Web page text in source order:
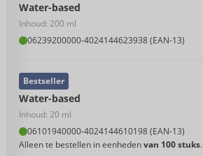
Water-based
Inhoud: 200 ml
06239200000-4024144623938 (EAN-13)
Water-based
Inhoud: 20 ml
06101940000-4024144610198 (EAN-13)
Alleen te bestellen in eenhedenvan 100 stuks.
Bestseller